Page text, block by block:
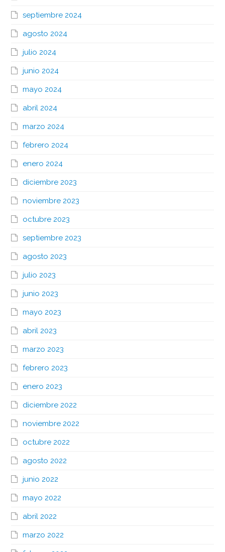
septiembre 2024
agosto 2024
julio 2024
junio 2024
mayo 2024
abril 2024
marzo 2024
febrero 2024
enero 2024
diciembre 2023
noviembre 2023
octubre 2023
septiembre 2023
agosto 2023
julio 2023
junio 2023
mayo 2023
abril 2023
marzo 2023
febrero 2023
enero 2023
diciembre 2022
noviembre 2022
octubre 2022
agosto 2022
junio 2022
mayo 2022
abril 2022
marzo 2022